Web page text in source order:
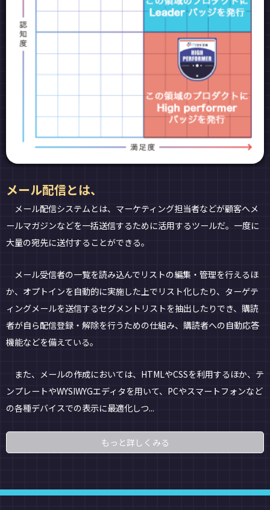
メール配信とは、
メール配信システムとは、マーケティング担当者などが顧客へメ
ールマガジンなどを一括送信するために活用するツールだ。一度に
大量の宛先に送付することができる。
メール受信者の一覧を読み込んでリストの編集・管理を行えるほ
か、オプトインを自動的に実施した上でリスト化したり、ターゲテ
ィングメールを送信するセグメントリストを抽出したりでき、購読
者が自ら配信登録・解除を行うための仕組み、購読者への自動応答
機能などを備えている。
また、メールの作成においては、HTMLやCSSを利用するほか、テ
ンプレートやWYSIWYGエディタを用いて、PCやスマートフォンなど
の各種デバイスでの表示に最適化しつ...
もっと詳しくみる